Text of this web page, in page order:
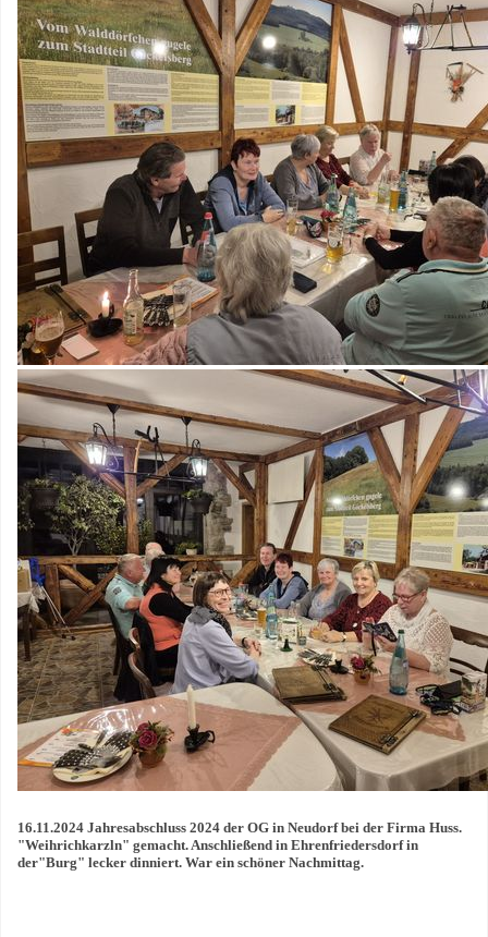
16.11.2024 Jahresabschluss 2024 der OG in Neudorf bei der Firma Huss.
"Weihrichkarzln" gemacht. Anschließend in Ehrenfriedersdorf in
der"Burg" lecker dinniert. War ein schöner Nachmittag.